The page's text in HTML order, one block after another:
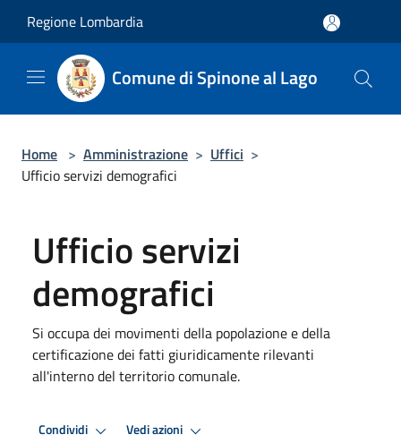
Regione Lombardia
Comune di Spinone al Lago
Home > Amministrazione > Uffici >
Ufficio servizi demografici
Ufficio servizi
demografici
Si occupa dei movimenti della popolazione e della
certificazione dei fatti giuridicamente rilevanti
all'interno del territorio comunale.
Condividi Vedi azioni